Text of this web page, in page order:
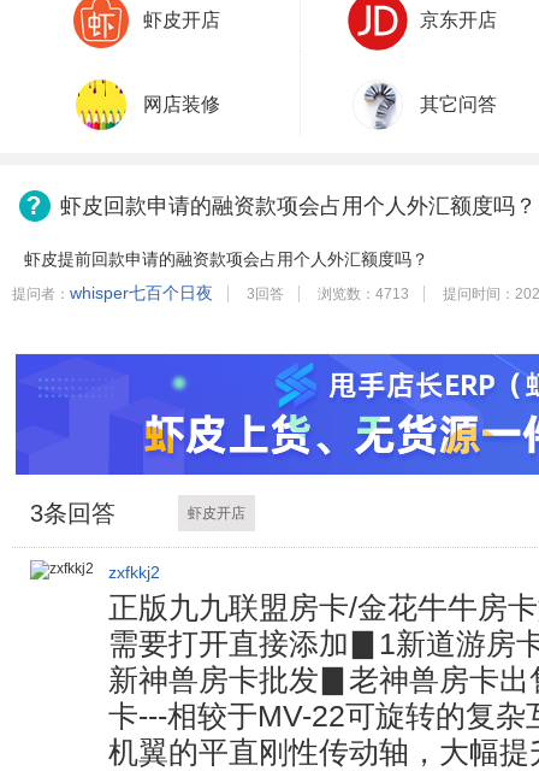
虾皮开店 京东开店
网店装修 其它问答
虾皮回款申请的融资款项会占用个人外汇额度吗？
虾皮提前回款申请的融资款项会占用个人外汇额度吗？
提问者： whisper七百个日夜 3回答 浏览数：4713 提问时间：
3条回答 虾皮开店
zxfkkj2
正版九九联盟房卡/金花牛牛房
需要打开直接添加▊1新道游房
新神兽房卡批发▊老神兽房卡
卡---相较于MV-22可旋转的复
机翼的平直刚性传动轴，大幅